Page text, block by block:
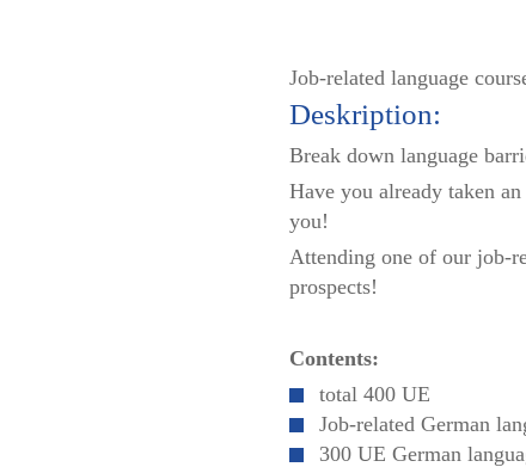
Job-related language
Deskription:
Break down language
Have you already taken
you!
Attending one of our job-
prospects!
Contents:
total 400 UE
Job-related German
300 UE German